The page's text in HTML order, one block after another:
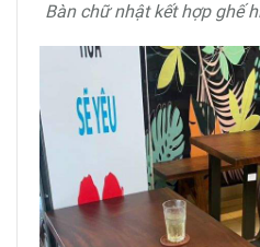
Bàn chữ nhật kết hợp ghế